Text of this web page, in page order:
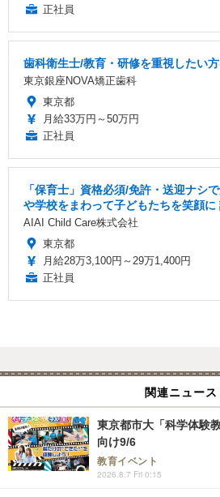
正社員
歯科衛生士/教育・研修を重視したい
東京銀座NOVA矯正歯科
東京都
月給33万円～50万円
正社員
「保育士」資格必須/免許・送迎ナシ
や学校をまわって子どもたちを笑顔に
AIAI Child Care株式会社
東京都
月給28万3,100円～29万1,400円
正社員
関連ニュース
東京都市大「科学体験
向け9/6
教育イベント
2026.8.7 Fri 0:15